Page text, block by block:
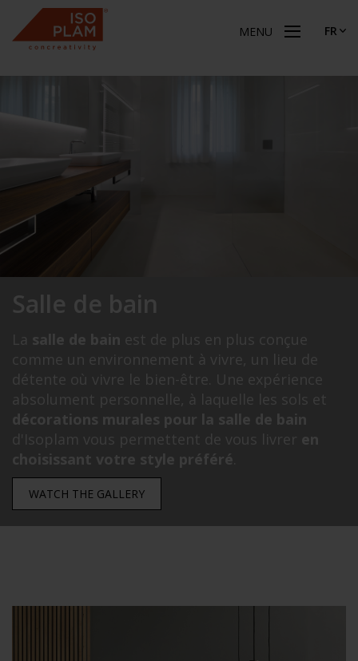
MENU FR
Salle de bain
La salle de bain est de plus en plus conçue
comme un environnement à vivre, un lieu de
détente où vivre le bien-être. Une expérience
absolument personnelle, à laquelle les sols et
décorations murales pour la salle de bain
d'Isoplam vous permettent de vous livrer en
choisissant votre style préféré
WATCH THE GALLERY